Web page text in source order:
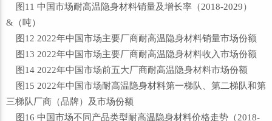
图11 中国市场耐高温隐身材料销量及增长率（2018-2029）
&（吨）
图12 2022年中国市场主要厂商耐高温隐身材料销量市场份额
图13 2022年中国市场主要厂商耐高温隐身材料收入市场份额
图14 2022年中国市场前五大厂商耐高温隐身材料市场份额
图15 2022年中国市场耐高温隐身材料第一梯队、第二梯队和第
三梯队厂商（品牌）及市场份额
图16 中国市场不同产品类型耐高温隐身材料价格走势（2018-